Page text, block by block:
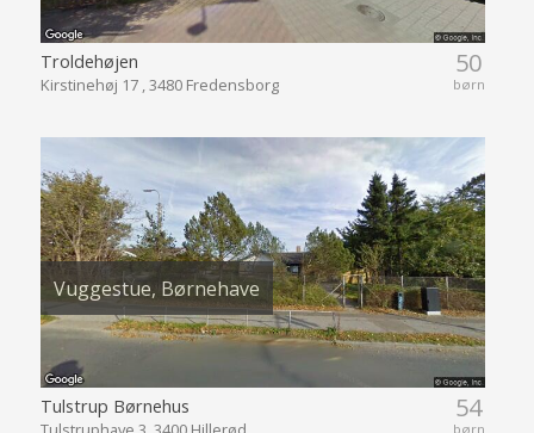
50
børn
Troldehøjen
Kirstinehøj 17 , 3480 Fredensborg
Vuggestue, Børnehave
54
børn
Tulstrup Børnehus